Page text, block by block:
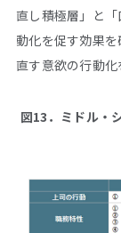
直し積極層」と
動化を促す効果
直す意欲の行動化
図13．ミドル・